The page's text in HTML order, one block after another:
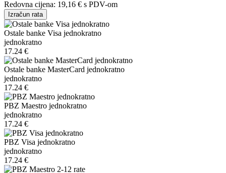
Redovna cijena: 19,16 € s PDV-om
Izračun rata
Ostale banke Visa jednokratno
jednokratno
17.24 €
Ostale banke MasterCard jednokratno
jednokratno
17.24 €
PBZ Maestro jednokratno
jednokratno
17.24 €
PBZ Visa jednokratno
jednokratno
17.24 €